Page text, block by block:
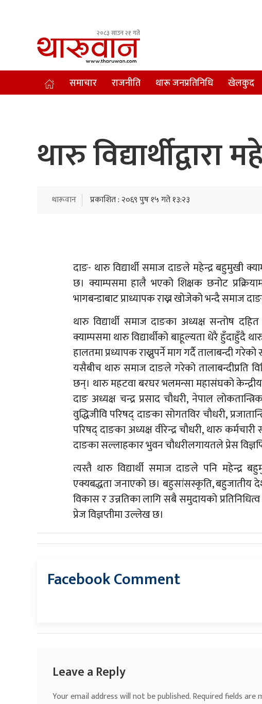
२०८३ साउन २१ गते
Leading Newsportal from Tharu Community Nepal.
समाचार राजनीति थारू जनप्रतिनिधि खेलकुद
थारु
थारूवान प्रकाशित : २०६९ पुष १५ गते १३:२३
दाङ- थारु विद्यार्थी समाज दाङले महेन्द्र बहुमुखी
छ। क्याम्पसमा हालै भएको शिक्षक छनोट
भागबन्डाबाट प्राध्यापक राख्न खोजेको भन्दै समाज
थारु विद्यार्थी समाज दाङका अध्यक्ष सन्तोष
क्याम्पसमा थारु विद्यार्थीको बाहूल्यता धेरै
हालतमा प्रध्यापक राख्नुपर्ने माग गर्दै तालाबन्दी
यसैबीच थारु समाज दाङले गरेको तालाबन्दीप्रति
छन्। थारु महटवा बरघर भलमन्सा महासंघको
दाङ अध्यक्ष चन्द्र प्रसाद चौधरी, नेपाल
वुद्धिजीवि परिषद् दाङका सोगतविर चौधरी,
परिषद् दाङका अध्यक्ष वीरेन्द्र चौधरी, थारु
दाङका सल्लाहकार भुवन चौधरीलगायतले प्रेस
त्यस्तै थारु विद्यार्थी समाज दाङले पनि महेन्द्र
एक्यबद्धता जनाएको छ। बहुसांसस्कृति, बहुजातीय
विकास र उन्नतिका लागि सबै समुदायको
प्रेज विज्ञप्तीमा उल्लेख छ।
Facebook Comment
Leave a Reply
Your email address will not be published.Required fields are